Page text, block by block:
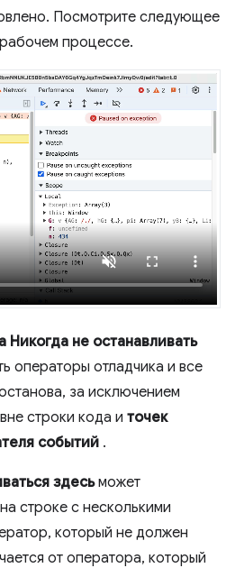
Посмотрите следующее
процессе.
Никогда не останавливать
операторы отладчика и все
за исключением
строки кода и точек
событий .
здесьможет
строке с несколькими
который не должен
от оператора, который